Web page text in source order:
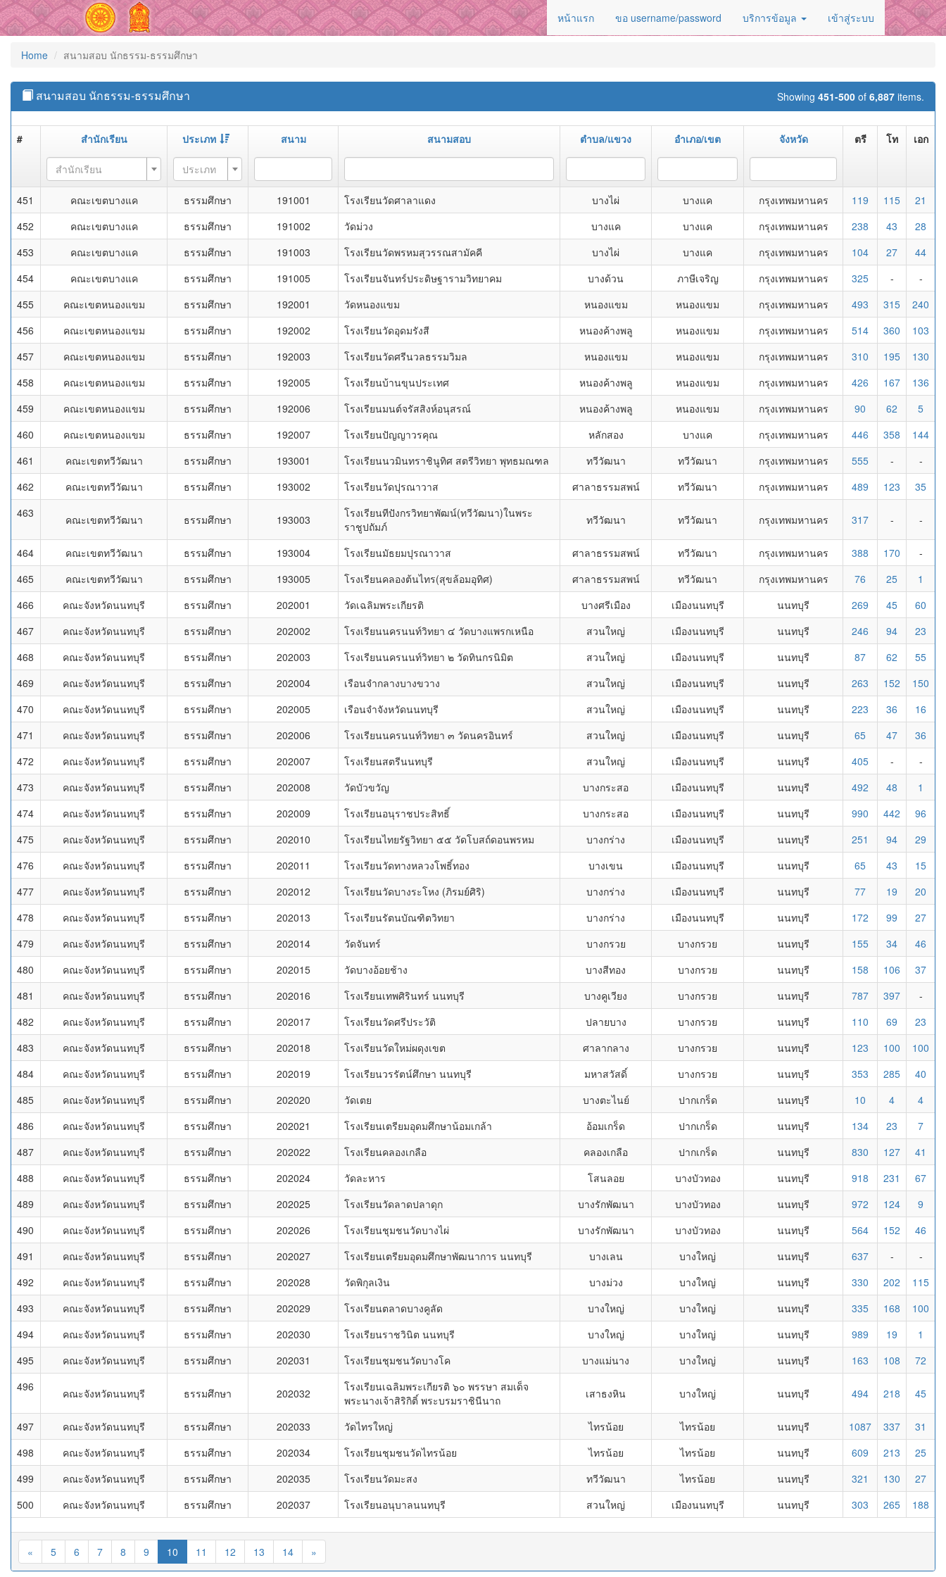
หน้าแรก ขอ username/password บริการข้อมูล เข้าสู่ระบบ
Home สนามสอบ นักธรรม-ธรรมศึกษา
Showing 451-500 of 6,887 items.
สนามสอบ นักธรรม-ธรรมศึกษา
# สำนักเรียน ประเภท สนาม สนามสอบ ตำบล/แขวง อำเภอ/เขต จังหวัด ตรี โท เอก
สำนักเรียน ประเภท
451 คณะเขตบางแค ธรรมศึกษา 191001 โรงเรียนวัดศาลาแดง บางไผ่ บางแค กรุงเทพมหานคร 119 115
21
452
คณะเขตบางแค ธรรมศึกษา 191002 วัดม่วง บางแค บางแค กรุงเทพมหานคร 238 43
28
453
คณะเขตบางแค ธรรมศึกษา 191003 โรงเรียนวัดพรหมสุวรรณสามัคคี บางไผ่ บางแค กรุงเทพมหานคร 104 27
44
454
คณะเขตบางแค ธรรมศึกษา 191005 โรงเรียนจันทร์ประดิษฐารามวิทยาคม บางด้วน ภาษีเจริญ กรุงเทพมหานคร 325 -
-
455
คณะเขตหนองแขม ธรรมศึกษา 192001 วัดหนองแขม หนองแขม หนองแขม กรุงเทพมหานคร 493 315
240
456
คณะเขตหนองแขม ธรรมศึกษา 192002 โรงเรียนวัดอุดมรังสี หนองค้างพลู หนองแขม กรุงเทพมหานคร 514 360
103
457
คณะเขตหนองแขม ธรรมศึกษา 192003 โรงเรียนวัดศรีนวลธรรมวิมล หนองแขม หนองแขม กรุงเทพมหานคร 310 195
130
458
คณะเขตหนองแขม ธรรมศึกษา 192005 โรงเรียนบ้านขุนประเทศ หนองค้างพลู หนองแขม กรุงเทพมหานคร 426 167
136
459
คณะเขตหนองแขม ธรรมศึกษา 192006 โรงเรียนมนต์จรัสสิงห์อนุสรณ์ หนองค้างพลู หนองแขม กรุงเทพมหานคร 90 62
5
460
คณะเขตหนองแขม ธรรมศึกษา 192007 โรงเรียนปัญญาวรคุณ หลักสอง บางแค กรุงเทพมหานคร 446 358
144
461
คณะเขตทวีวัฒนา ธรรมศึกษา 193001 โรงเรียนนวมินทราชินูทิศ สตรีวิทยา พุทธมณฑล ทวีวัฒนา ทวีวัฒนา กรุงเทพมหานคร 555 -
-
462
คณะเขตทวีวัฒนา ธรรมศึกษา 193002 โรงเรียนวัดปุรณาวาส ศาลาธรรมสพน์ ทวีวัฒนา กรุงเทพมหานคร 489 123
35
463
คณะเขตทวีวัฒนา ธรรมศึกษา 193003
โรงเรียนทีปังกรวิทยาพัฒน์(ทวีวัฒนา)ในพระ
ราชูปถัมภ์
ทวีวัฒนา ทวีวัฒนา กรุงเทพมหานคร 317 - -
464 คณะเขตทวีวัฒนา ธรรมศึกษา 193004 โรงเรียนมัธยมปุรณาวาส ศาลาธรรมสพน์ ทวีวัฒนา กรุงเทพมหานคร 388 170
-
465
คณะเขตทวีวัฒนา ธรรมศึกษา 193005 โรงเรียนคลองต้นไทร(สุขล้อมอุทิศ) ศาลาธรรมสพน์ ทวีวัฒนา กรุงเทพมหานคร 76 25
1
466
คณะจังหวัดนนทบุรี ธรรมศึกษา 202001 วัดเฉลิมพระเกียรติ บางศรีเมือง เมืองนนทบุรี นนทบุรี 269 45
60
467
คณะจังหวัดนนทบุรี ธรรมศึกษา 202002 โรงเรียนนครนนท์วิทยา ๔ วัดบางแพรกเหนือ สวนใหญ่ เมืองนนทบุรี นนทบุรี 246 94
23
468
คณะจังหวัดนนทบุรี ธรรมศึกษา 202003 โรงเรียนนครนนท์วิทยา ๒ วัดทินกรนิมิต สวนใหญ่ เมืองนนทบุรี นนทบุรี 87 62
55
469
คณะจังหวัดนนทบุรี ธรรมศึกษา 202004 เรือนจำกลางบางขวาง สวนใหญ่ เมืองนนทบุรี นนทบุรี 263 152
150
470
คณะจังหวัดนนทบุรี ธรรมศึกษา 202005 เรือนจำจังหวัดนนทบุรี สวนใหญ่ เมืองนนทบุรี นนทบุรี 223 36
16
471
คณะจังหวัดนนทบุรี ธรรมศึกษา 202006 โรงเรียนนครนนท์วิทยา ๓ วัดนครอินทร์ สวนใหญ่ เมืองนนทบุรี นนทบุรี 65 47
36
472
คณะจังหวัดนนทบุรี ธรรมศึกษา 202007 โรงเรียนสตรีนนทบุรี สวนใหญ่ เมืองนนทบุรี นนทบุรี 405 -
-
473
คณะจังหวัดนนทบุรี ธรรมศึกษา 202008 วัดบัวขวัญ บางกระสอ เมืองนนทบุรี นนทบุรี 492 48
1
474
คณะจังหวัดนนทบุรี ธรรมศึกษา 202009 โรงเรียนอนุราชประสิทธิ์ บางกระสอ เมืองนนทบุรี นนทบุรี 990 442
96
475
คณะจังหวัดนนทบุรี ธรรมศึกษา 202010 โรงเรียนไทยรัฐวิทยา ๕๕ วัดโบสถ์ดอนพรหม บางกร่าง เมืองนนทบุรี นนทบุรี 251 94
29
476
คณะจังหวัดนนทบุรี ธรรมศึกษา 202011 โรงเรียนวัดทางหลวงโพธิ์ทอง บางเขน เมืองนนทบุรี นนทบุรี 65 43
15
477
คณะจังหวัดนนทบุรี ธรรมศึกษา 202012 โรงเรียนวัดบางระโหง (ภิรมย์ศิริ) บางกร่าง เมืองนนทบุรี นนทบุรี 77 19
20
478
คณะจังหวัดนนทบุรี ธรรมศึกษา 202013 โรงเรียนรัตนบัณฑิตวิทยา บางกร่าง เมืองนนทบุรี นนทบุรี 172 99
27
479
คณะจังหวัดนนทบุรี ธรรมศึกษา 202014 วัดจันทร์ บางกรวย บางกรวย นนทบุรี 155 34
46
480
คณะจังหวัดนนทบุรี ธรรมศึกษา 202015 วัดบางอ้อยช้าง บางสีทอง บางกรวย นนทบุรี 158 106
37
481
คณะจังหวัดนนทบุรี ธรรมศึกษา 202016 โรงเรียนเทพศิรินทร์ นนทบุรี บางคูเวียง บางกรวย นนทบุรี 787 397
-
482
คณะจังหวัดนนทบุรี ธรรมศึกษา 202017 โรงเรียนวัดศรีประวัติ ปลายบาง บางกรวย นนทบุรี 110 69
23
483
คณะจังหวัดนนทบุรี ธรรมศึกษา 202018 โรงเรียนวัดใหม่ผดุงเขต ศาลากลาง บางกรวย นนทบุรี 123 100
100
484
คณะจังหวัดนนทบุรี ธรรมศึกษา 202019 โรงเรียนวรรัตน์ศึกษา นนทบุรี มหาสวัสดิ์ บางกรวย นนทบุรี 353 285
40
485
คณะจังหวัดนนทบุรี ธรรมศึกษา 202020 วัดเตย บางตะไนย์ ปากเกร็ด นนทบุรี 10 4
4
486
คณะจังหวัดนนทบุรี ธรรมศึกษา 202021 โรงเรียนเตรียมอุดมศึกษาน้อมเกล้า อ้อมเกร็ด ปากเกร็ด นนทบุรี 134 23
7
487
คณะจังหวัดนนทบุรี ธรรมศึกษา 202022 โรงเรียนคลองเกลือ คลองเกลือ ปากเกร็ด นนทบุรี 830 127
41
488
คณะจังหวัดนนทบุรี ธรรมศึกษา 202024 วัดละหาร โสนลอย บางบัวทอง นนทบุรี 918 231
67
489
คณะจังหวัดนนทบุรี ธรรมศึกษา 202025 โรงเรียนวัดลาดปลาดุก บางรักพัฒนา บางบัวทอง นนทบุรี 972 124
9
490
คณะจังหวัดนนทบุรี ธรรมศึกษา 202026 โรงเรียนชุมชนวัดบางไผ่ บางรักพัฒนา บางบัวทอง นนทบุรี 564 152
46
491
คณะจังหวัดนนทบุรี ธรรมศึกษา 202027 โรงเรียนเตรียมอุดมศึกษาพัฒนาการ นนทบุรี บางเลน บางใหญ่ นนทบุรี 637 -
-
492
คณะจังหวัดนนทบุรี ธรรมศึกษา 202028 วัดพิกุลเงิน บางม่วง บางใหญ่ นนทบุรี 330 202
115
493
คณะจังหวัดนนทบุรี ธรรมศึกษา 202029 โรงเรียนตลาดบางคูลัด บางใหญ่ บางใหญ่ นนทบุรี 335 168
100
494
คณะจังหวัดนนทบุรี ธรรมศึกษา 202030 โรงเรียนราชวินิต นนทบุรี บางใหญ่ บางใหญ่ นนทบุรี 989 19
1
495
คณะจังหวัดนนทบุรี ธรรมศึกษา 202031 โรงเรียนชุมชนวัดบางโค บางแม่นาง บางใหญ่ นนทบุรี 163 108
72
496
คณะจังหวัดนนทบุรี ธรรมศึกษา 202032
โรงเรียนเฉลิมพระเกียรติ ๖๐ พรรษา สมเด็จ
พระนางเจ้าสิริกิติ์ พระบรมราชินีนาถ
เสาธงหิน บางใหญ่ นนทบุรี 494 218 45
497 คณะจังหวัดนนทบุรี ธรรมศึกษา 202033 วัดไทรใหญ่ ไทรน้อย ไทรน้อย นนทบุรี 1087 337
31
498
คณะจังหวัดนนทบุรี ธรรมศึกษา 202034 โรงเรียนชุมชนวัดไทรน้อย ไทรน้อย ไทรน้อย นนทบุรี 609 213
25
499
คณะจังหวัดนนทบุรี ธรรมศึกษา 202035 โรงเรียนวัดมะสง ทวีวัฒนา ไทรน้อย นนทบุรี 321 130
27
500
คณะจังหวัดนนทบุรี ธรรมศึกษา 202037 โรงเรียนอนุบาลนนทบุรี สวนใหญ่ เมืองนนทบุรี นนทบุรี 303 265 188
« 5 6 7 8 9 10 11 12 13 14 »